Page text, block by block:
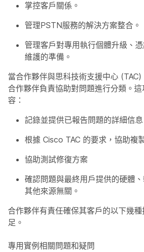
掌控客戶關係。
管理PSTN服務的解決方案整合。
管理客戶對專用執行個體升級、
維護的準備。
當合作夥伴與思科技術支援中心 (TAC)
合作夥伴負責協助對問題進行分類。
容：
記錄並提供已報告問題的詳細信息
根據 Cisco TAC 的要求，協助複
協助測試修復方案
確認問題與最終用戶提供的硬體
其他來源無關。
合作夥伴有責任確保其客戶的以下幾
足。
專用實例相關問題和疑問